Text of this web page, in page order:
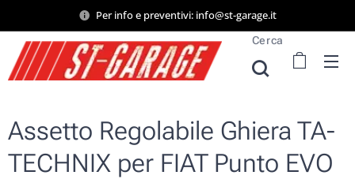
Per info e preventivi: info@st-garage.it
Cerca
Assetto Regolabile Ghiera TA-
TECHNIX per FIAT Punto EVO